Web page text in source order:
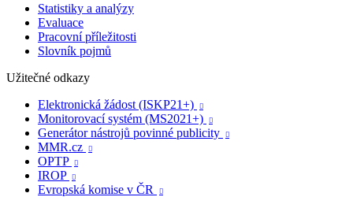
Statistiky a analýzy
Evaluace
Pracovní příležitosti
Slovník pojmů
Užitečné odkazy
Elektronická žádost (ISKP21+)

Monitorovací systém (MS2021+) 
Generátor nástrojů povinné publicity 
MMR.cz 
OPTP 
IROP 
Evropská komise v ČR 